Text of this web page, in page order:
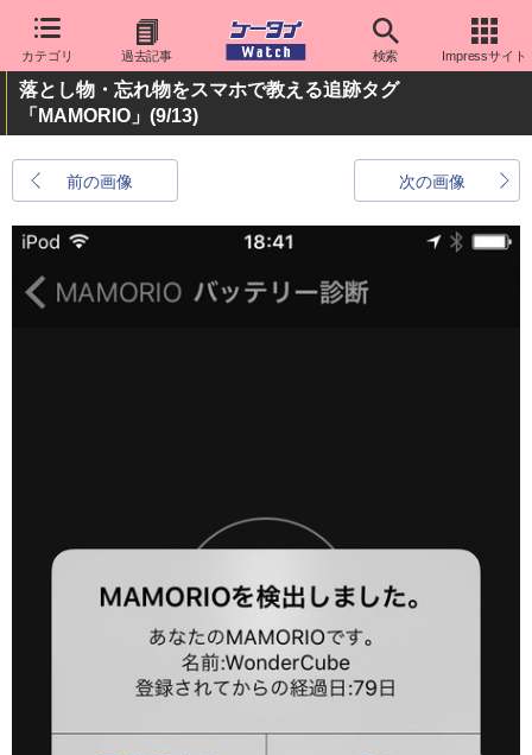
カテゴリ 過去記事 検索 Impressサイト
落とし物・忘れ物をスマホで教える追跡タグ
「MAMORIO」 (9/13)
前の画像 次の画像